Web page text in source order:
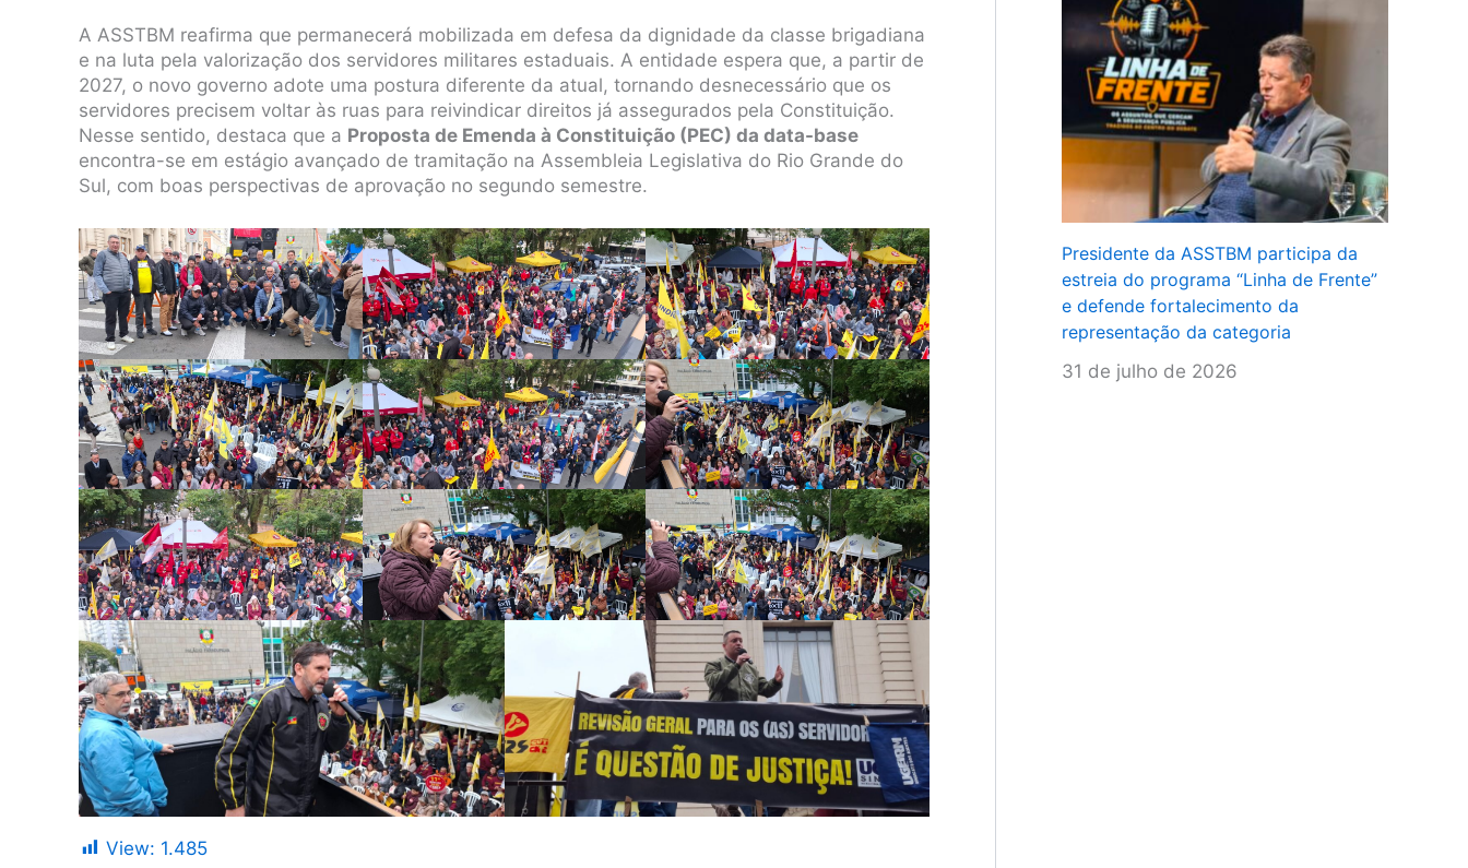
A ASSTBM reafirma que permanecerá mobilizada em defesa da dignidade da classe brigadiana
e na luta pela valorização dos servidores militares estaduais. A entidade espera que, a partir de
2027, o novo governo adote uma postura diferente da atual, tornando desnecessário que os
servidores precisem voltar às ruas para reivindicar direitos já assegurados pela Constituição.
Nesse sentido, destaca que a Proposta de Emenda à Constituição (PEC) da data-base
encontra-se em estágio avançado de tramitação na Assembleia Legislativa do Rio Grande do
Sul, com boas perspectivas de aprovação no segundo semestre.
View: 1.485
Presidente da ASSTBM participa da
estreia do programa “Linha de Frente”
e defende fortalecimento da
representação da categoria
31 de julho de 2026